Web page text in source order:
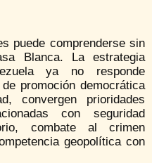
puede comprenderse sin
Blanca. La estrategia
ya no responde
promoción democrática
convergen prioridades
con seguridad
combate al crimen
geopolítica con